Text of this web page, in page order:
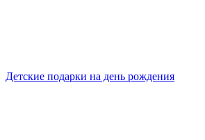
Детские подарки на день рождения